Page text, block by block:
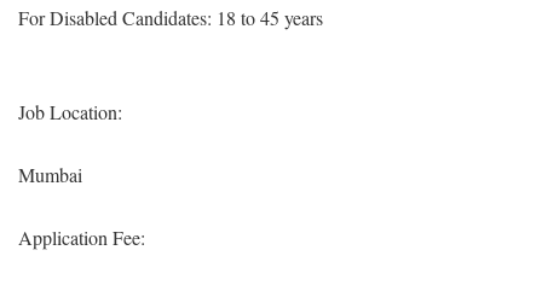
For Disabled Candidates: 18 to 45 years
Job Location:
Mumbai
Application Fee: